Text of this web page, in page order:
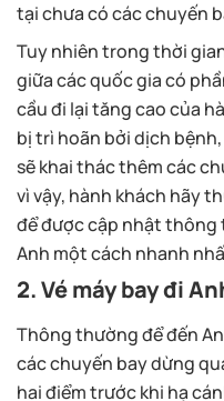
tại chưa có các chuyến
Tuy nhiên trong thời
giữa các quốc gia có
cầu đi lại tăng cao của
bị trì hoãn bởi dịch
sẽ khai thác thêm các
vì vậy, hành khách hãy
để được cập nhật thông
Anh một cách nhanh
2. Vé máy bay đi
Thông thường để đến
các chuyến bay dừng
hai điểm trước khi hạ